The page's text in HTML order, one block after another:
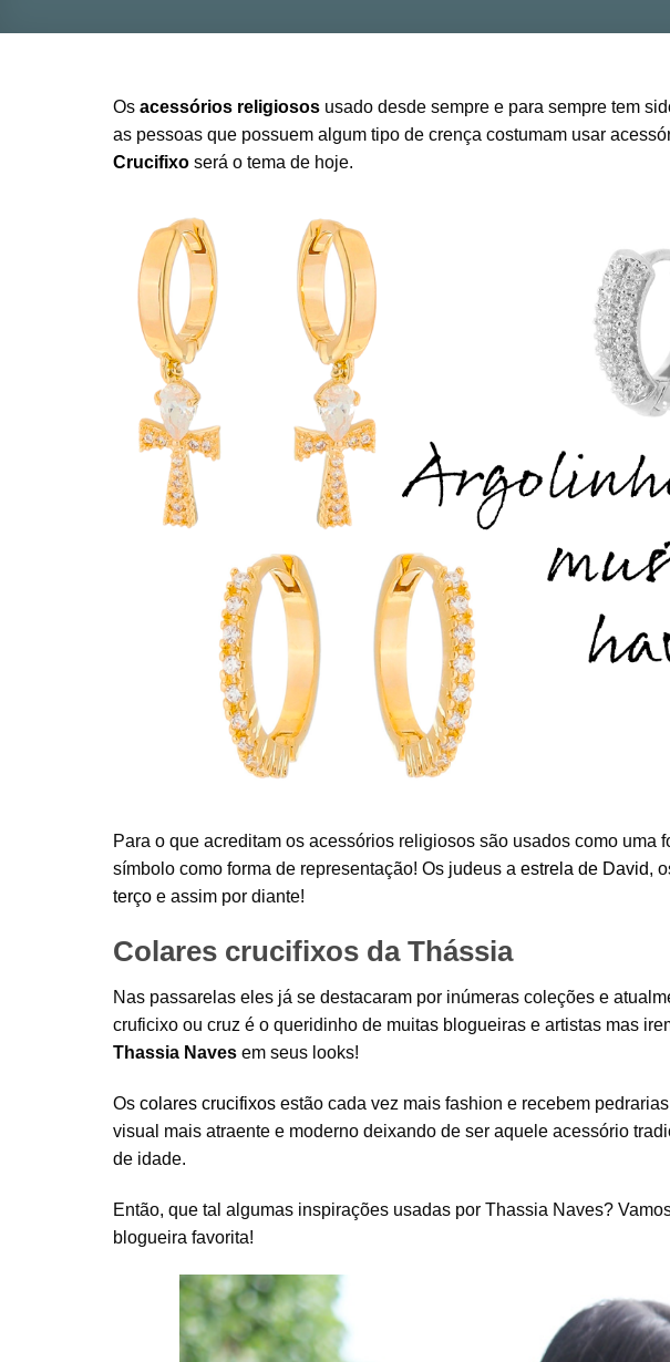
Os acessórios religiosos usado desde sempre e para sempre tem
as pessoas que possuem algum tipo de crença costumam usar
Crucifixo será o tema de hoje.
Para o que acreditam os acessórios religiosos são usados como uma
símbolo como forma de representação! Os judeus a estrela de David,
terço e assim por diante!
Colares crucifixos da Thássia
Nas passarelas eles já se destacaram por inúmeras coleções e
cruficixo ou cruz é o queridinho de muitas blogueiras e artistas mas
Thassia Naves em seus looks!
Os colares crucifixos estão cada vez mais fashion e recebem
visual mais atraente e moderno deixando de ser aquele acessório
de idade.
Então, que tal algumas inspirações usadas por Thassia Naves?
blogueira favorita!